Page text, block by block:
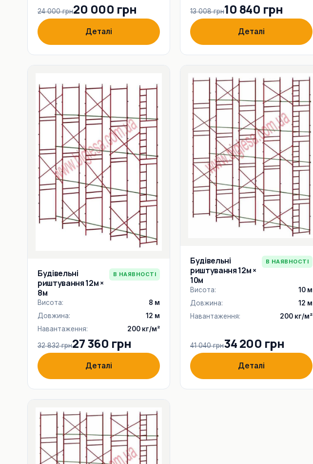
24 000 грн20 000 грн
Деталі
13 008 грн10 840 грн
Деталі
Будівельні
риштування 12м ×
8м
В НАЯВНОСТІ
Висота:
8 м
Довжина:
12 м
Навантаження:
200 кг/м²
32 832 грн27 360 грн
Деталі
Будівельні
риштування 12м ×
10м
В НАЯВНОСТІ
Висота:
10 м
Довжина:
12 м
Навантаження:
200 кг/м²
41 040 грн34 200 грн
Деталі